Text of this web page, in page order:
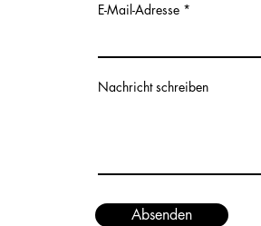
E-Mail-Adresse
Nachricht schreiben
Absenden